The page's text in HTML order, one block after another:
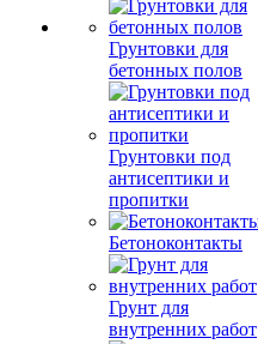
Грунтовки для
бетонных полов
Грунтовки под
антисептики и
пропитки
Бетоноконтакты
Грунт для
внутренних работ